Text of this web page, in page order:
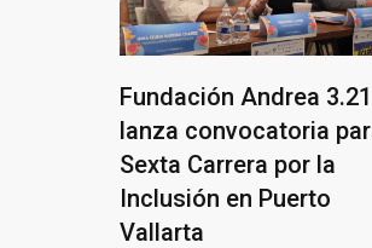
Fundación Andrea 3.21
lanza convocatoria
Sexta Carrera por la
Inclusión en Puerto
Vallarta